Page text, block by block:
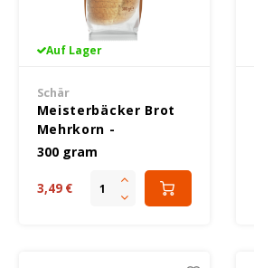
Auf Lager
Schär
Meisterbäcker Brot
Mehrkorn -
Glutenfrei
300 gram
3,49 €